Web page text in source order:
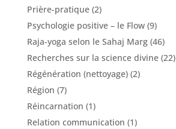
Prière-pratique(2)
Psychologie positive – le Flow(9)
Raja-yoga selon le Sahaj Marg(46)
Recherches sur la science divine(22)
Régénération (nettoyage)(2)
Région (7)
Réincarnation (1)
Relation communication (1)